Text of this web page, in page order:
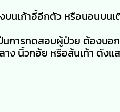
นเก้าอี้อีกตัว หรือนอนบนเ
นการทดสอบผู้ป่วย ต้องบอ
ง นิ้วกอ้ย หรือส้นเท้า ดังแ